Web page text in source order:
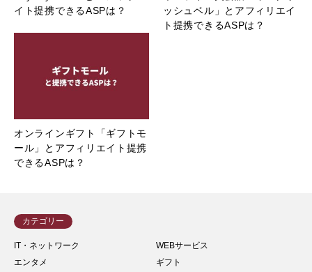
イト提携できるASPは？
ッシュベル」とアフィリエイ
ト提携できるASPは？
オンラインギフト「ギフトモ
ール」とアフィリエイト提携
できるASPは？
カテゴリー
IT・ネットワーク
WEBサービス
エンタメ
ギフト